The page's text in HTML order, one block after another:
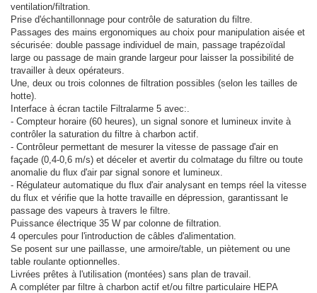
ventilation/filtration.
Prise d'échantillonnage pour contrôle de saturation du filtre.
Passages des mains ergonomiques au choix pour manipulation aisée et
sécurisée: double passage individuel de main, passage trapézoïdal
large ou passage de main grande largeur pour laisser la possibilité de
travailler à deux opérateurs.
Une, deux ou trois colonnes de filtration possibles (selon les tailles de
hotte).
Interface à écran tactile Filtralarme 5 avec:.
- Compteur horaire (60 heures), un signal sonore et lumineux invite à
contrôler la saturation du filtre à charbon actif.
- Contrôleur permettant de mesurer la vitesse de passage d'air en
façade (0,4-0,6 m/s) et déceler et avertir du colmatage du filtre ou toute
anomalie du flux d'air par signal sonore et lumineux.
- Régulateur automatique du flux d'air analysant en temps réel la vitesse
du flux et vérifie que la hotte travaille en dépression, garantissant le
passage des vapeurs à travers le filtre.
Puissance électrique 35 W par colonne de filtration.
4 opercules pour l'introduction de câbles d'alimentation.
Se posent sur une paillasse, une armoire/table, un piètement ou une
table roulante optionnelles.
Livrées prêtes à l'utilisation (montées) sans plan de travail.
A compléter par filtre à charbon actif et/ou filtre particulaire HEPA